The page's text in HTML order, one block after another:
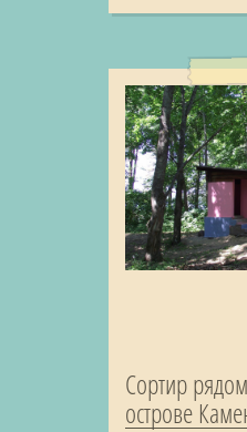
Сортир
острове